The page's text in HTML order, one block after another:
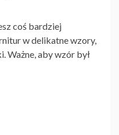
coś bardziej
w delikatne wzory,
Ważne, aby wzór był